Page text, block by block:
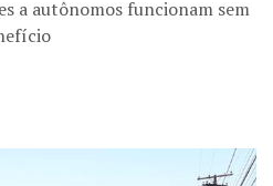
a autônomos funcionam sem